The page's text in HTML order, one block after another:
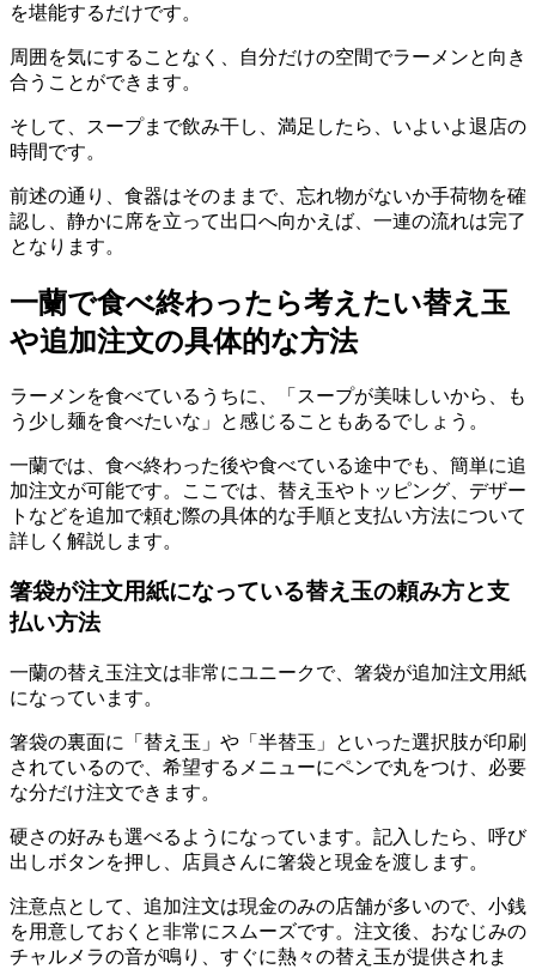
を堪能するだけです。
周囲を気にすることなく、自分だけの空間でラーメンと向き
合うことができます。
そして、スープまで飲み干し、満足したら、いよいよ退店の
時間です。
前述の通り、 食器はそのままで、忘れ物がないか手荷物を確
認し、静かに席を立って出口へ向かえば、 一連の流れは完了
となります。
一蘭で食べ終わったら考えたい替え玉
や追加注文の具体的な方法
ラーメンを食べているうちに、「スープが美味しいから、も
う少し麺を食べたいな」と感じることもあるでしょう。
一蘭では、食べ終わった後や食べている途中でも、簡単に追
加注文が可能です。ここでは、替え玉やトッピング、デザー
トなどを追加で頼む際の具体的な手順と支払い方法について
詳しく解説します。
箸袋が注文用紙になっている替え玉の頼み方と支
払い方法
一蘭の替え玉注文は非常にユニークで、 箸袋が追加注文用紙
になっています。
箸袋の裏面に「替え玉」や「半替玉」といった選択肢が印刷
されているので、希望するメニューにペンで丸をつけ、必要
な分だけ注文できます。
硬さの好みも選べるようになっています。記入したら、呼び
出しボタンを押し、店員さんに箸袋と現金を渡します。
注意点として、 追加注文は現金のみの店舗が多いので、小銭
を用意しておくと非常にスムーズです。注文後、おなじみの
チャルメラの音が鳴り、すぐに熱々の替え玉が提供されま